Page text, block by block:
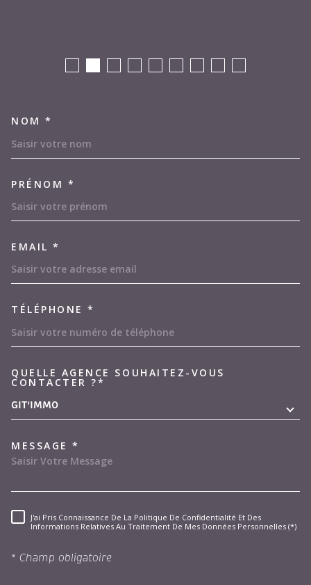
NOM *
PRÉNOM *
EMAIL *
TÉLÉPHONE *
QUELLE AGENCE SOUHAITEZ-VOUS
CONTACTER ?*
GIT'IMMO
MESSAGE *
RÈGLEMENTATION
J'ai Pris Connaissance De La Politique De Confidentialité Et Des
Informations Relatives Au Traitement De Mes Données Personnelles (*)
* Champ obligatoire